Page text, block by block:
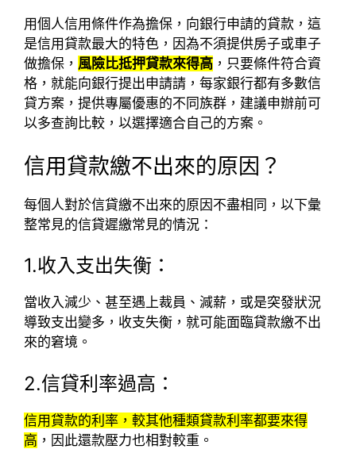
用個人信用條件作為擔保，向銀行申請的貸款，這
是信用貸款最大的特色，因為不須提供房子或車子
做擔保， 風險比抵押貸款來得高 ，只要條件符合資
格，就能向銀行提出申請請，每家銀行都有多數信
貸方案，提供專屬優惠的不同族群，建議申辦前可
以多查詢比較，以選擇適合自己的方案。
信用貸款繳不出來的原因 ？
每個人對於信貸繳不出來的原因不盡相同，以下彙
整常見的信貸遲繳常見的情況：
1.收入支出失衡：
當收入減少、甚至遇上裁員、減薪，或是突發狀況
導致支出變多，收支失衡，就可能面臨貸款繳不出
來的窘境。
2.信貸利率過高：
信用貸款的利率，較其他種類貸款利率都要來得
高 ，因此還款壓力也相對較重。